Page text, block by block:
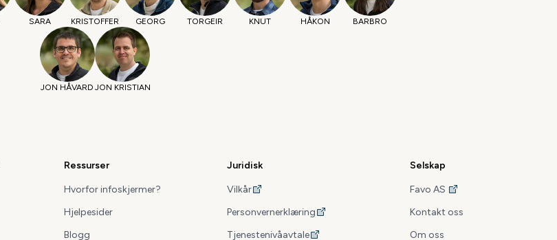
SARA KRISTOFFER GEORG TORGEIR KNUT HÅKON BARBRO
JON HÅVARD JON KRISTIAN
Ressurser
Hvorfor infoskjermer?
Hjelpesider
Blogg
Juridisk
Vilkår
Personvernerklæring
Tjenestenivåavtale
Selskap
Favo AS
Kontakt oss
Om oss